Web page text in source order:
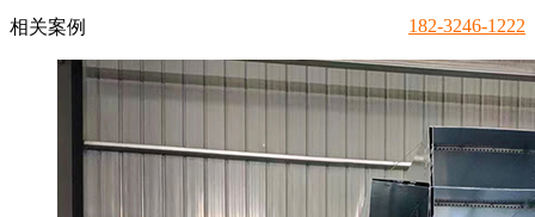
182-3246-1222
相关案例